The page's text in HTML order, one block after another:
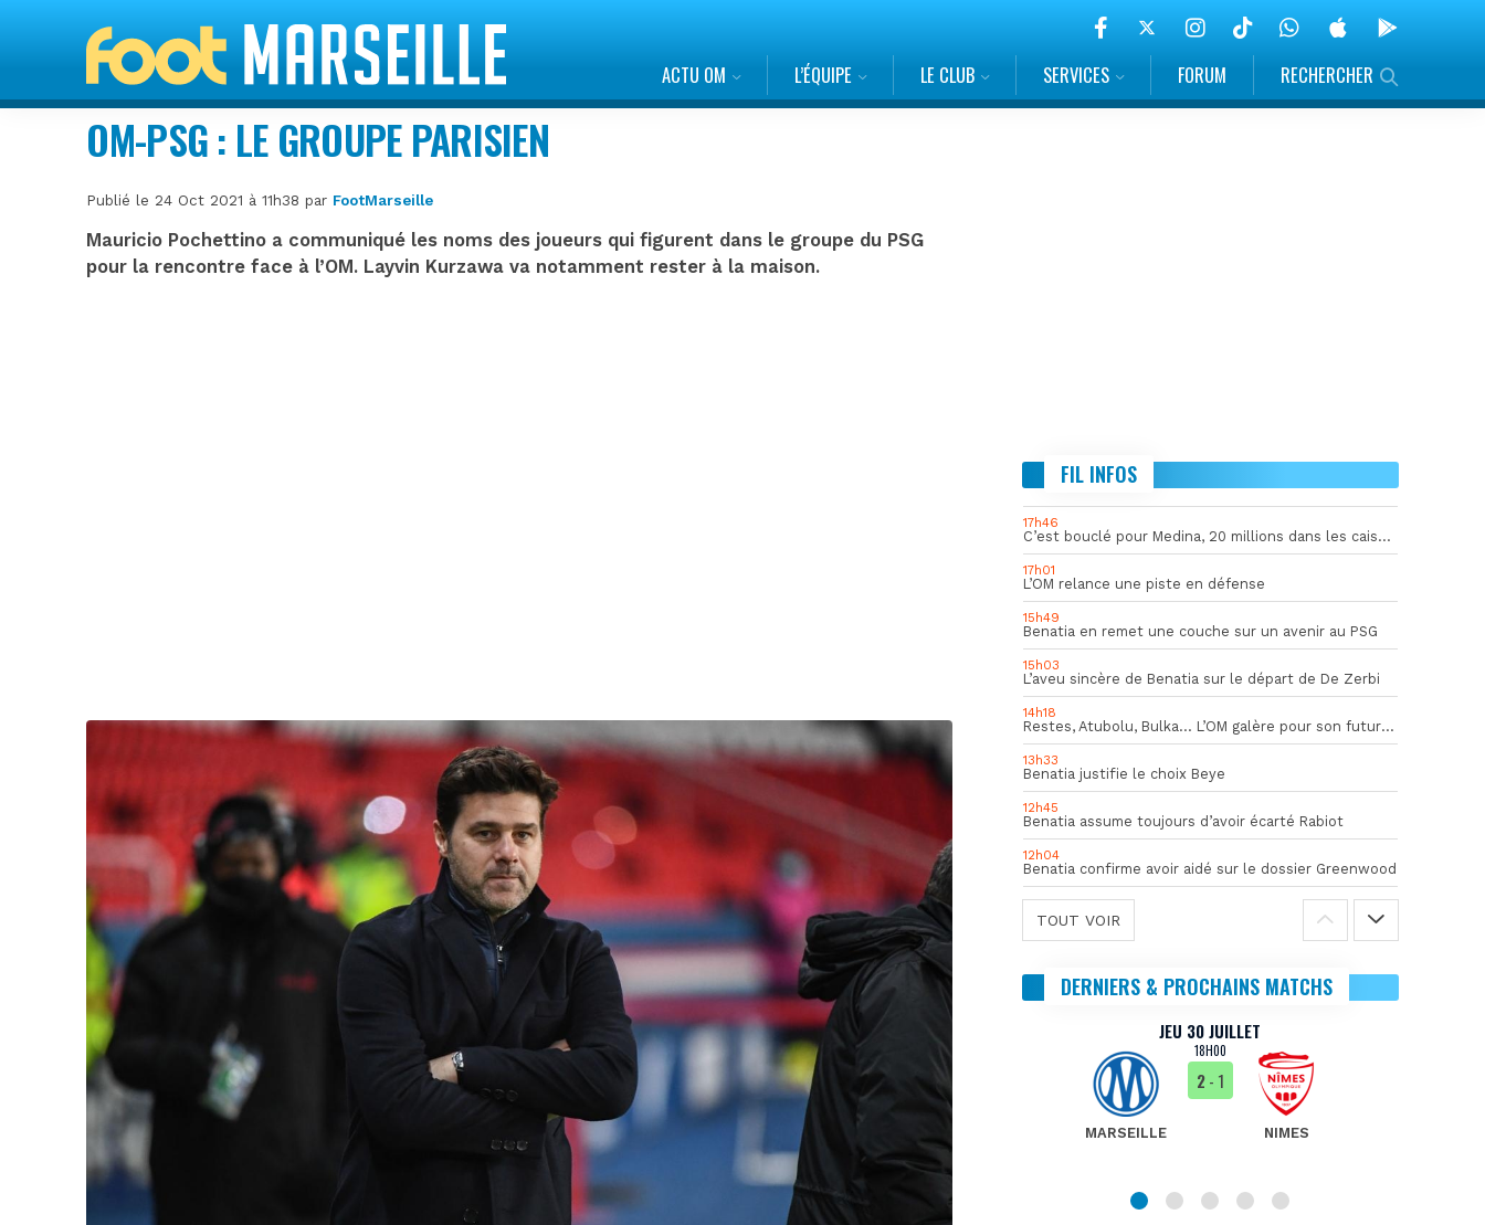
ACTU OM L’ÉQUIPE LE CLUB SERVICES FORUM RECHERCHER
OM-PSG : LE GROUPE PARISIEN
Publié le 24 Oct 2021 à 11h38 par FootMarseille
Mauricio Pochettino a communiqué les noms des joueurs qui figurent dans le groupe du PSG
pour la rencontre face à l’OM. Layvin Kurzawa va notamment rester à la maison.
FIL INFOS
17h46
C’est bouclé pour Medina, 20 millions dans les caisses de l’OM
17h01
L’OM relance une piste en défense
15h49
Benatia en remet une couche sur un avenir au PSG
15h03
L’aveu sincère de Benatia sur le départ de De Zerbi
14h18
Restes, Atubolu, Bulka… L’OM galère pour son futur gardien numéro 1
13h33
Benatia justifie le choix Beye
12h45
Benatia assume toujours d’avoir écarté Rabiot
12h04
Benatia confirme avoir aidé sur le dossier Greenwood
TOUT VOIR
DERNIERS & PROCHAINS MATCHS
DIM 30 AOÛT
20H45
JEU 30 JUILLET
18H00
MARSEILLE
2- 1
NIMES